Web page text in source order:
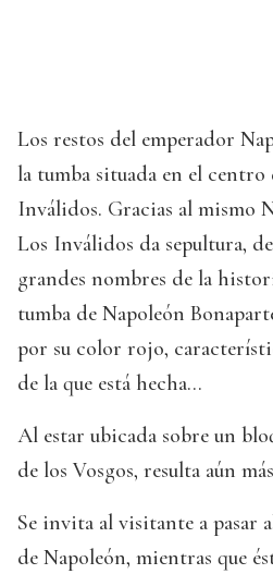
Los restos del emperador
la tumba situada en el
Inválidos. Gracias al mismo
Los Inválidos da sepultura,
grandes nombres de la
tumba de Napoleón
por su color rojo,
de la que está hecha…
Al estar ubicada sobre un
de los Vosgos, resulta aún
Se invita al visitante a pasar
de Napoleón, mientras que